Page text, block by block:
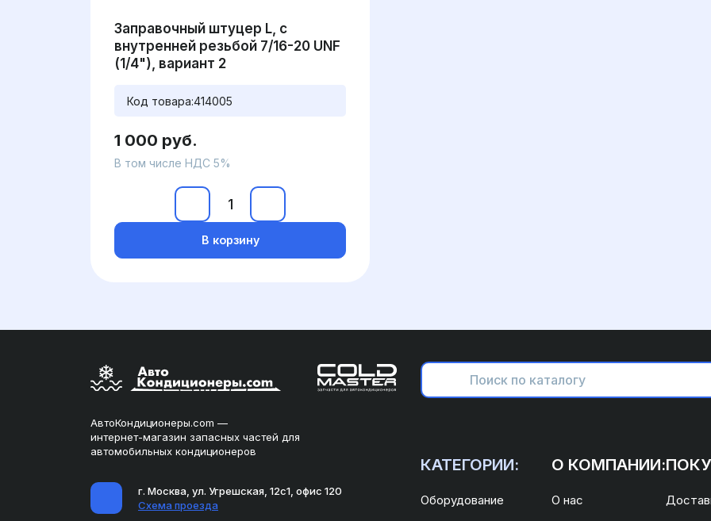
Заправочный штуцер L, с
внутренней резьбой 7/16-20 UNF
(1/4"), вариант 2
Код товара:414005
1 000 руб.
В том числе НДС 5%
В корзину
АвтоКондиционеры.com —
интернет-магазин запасных частей для
автомобильных кондиционеров
г. Москва, ул. Угрешская, 12с1, офис 120
Схема проезда
КАТЕГОРИИ:
Оборудование
О КОМПАНИИ:
О нас